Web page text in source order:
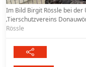
Im Bild Birgit Rössle bei der
‚Tierschutzvereins
Rössle